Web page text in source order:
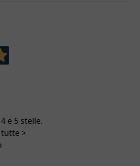
e 5 stelle.
>